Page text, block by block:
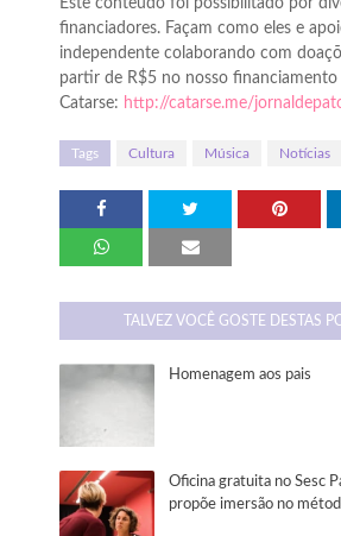
Este conteúdo foi possibilitado por
financiadores. Façam como eles e
independente colaborando com
partir de R$5 no nosso
Catarse: http://catarse.me/
Tags Cultura Música Notícias
TALVEZ VOCÊ GOSTE DESTAS
Homenagem aos pais
Oficina gratuita no Sesc
propõe imersão no